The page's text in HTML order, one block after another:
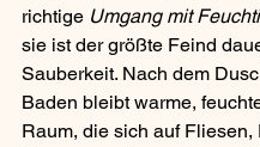
richtige Umgang mit
sie ist der größte Feind
Sauberkeit. Nach dem
Baden bleibt warme,
Raum, die sich auf Fliesen,